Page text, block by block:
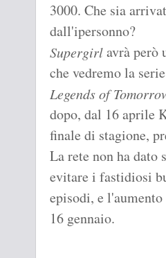
3000. Che sia
dall'ipersonno?
Supergirlavrà però
che vedremo la
Legends of
dopo, dal 16 aprile
finale di stagione,
La rete non ha
evitare i fastidiosi
episodi, e
16 gennaio.